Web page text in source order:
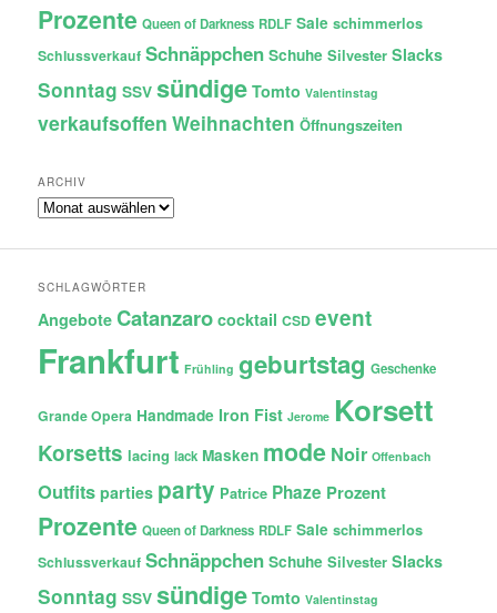
Prozente Queen of Darkness RDLF Sale schimmerlos
Schlussverkauf Schnäppchen Schuhe Silvester Slacks
Sonntag SSV sündige Tomto Valentinstag
verkaufsoffen Weihnachten Öffnungszeiten
ARCHIV
Archiv
SCHLAGWÖRTER
Angebote Catanzaro cocktail CSD event
Frankfurt Frühling geburtstag Geschenke
Grande Opera Handmade Iron Fist Jerome Korsett
Korsetts lacing lack Masken mode Noir Offenbach
Outfits parties party Patrice Phaze Prozent
Prozente Queen of Darkness RDLF Sale schimmerlos
Schlussverkauf Schnäppchen Schuhe Silvester Slacks
Sonntag SSV sündige Tomto Valentinstag